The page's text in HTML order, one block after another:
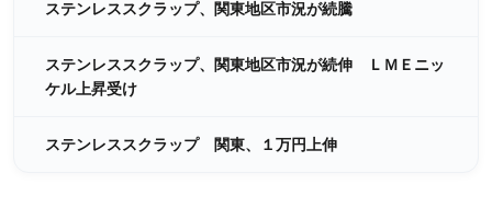
ステンレススクラップ、関東地区市況が続騰
ステンレススクラップ、関東地区市況が続伸 ＬＭＥニッ
ケル上昇受け
ステンレススクラップ 関東、１万円上伸